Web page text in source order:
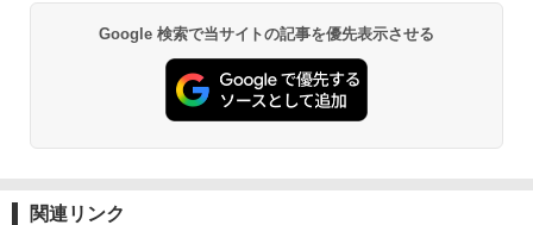
Google 検索で当サイトの記事を優先表示させる
関連リンク